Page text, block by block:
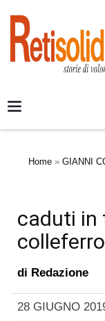
Home » GIANNI
caduti in
colleferro
di Redazione
28 GIUGNO